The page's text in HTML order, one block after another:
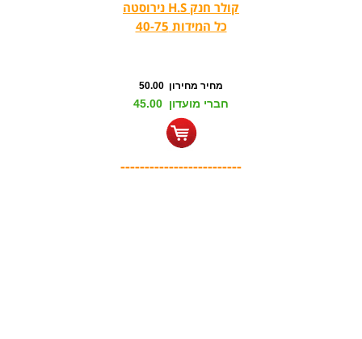
קולר חנק H.S נירוסטה
כל המידות 40-75
מחיר מחירון 50.00
חברי מועדון 45.00
-------------------------